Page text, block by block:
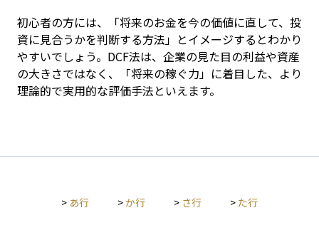
初心者の方には、「将来のお金を今の価値に直して、投
資に見合うかを判断する方法」とイメージするとわかり
やすいでしょう。DCF法は、企業の見た目の利益や資産
の大きさではなく、「将来の稼ぐ力」に着目した、より
理論的で実用的な評価手法といえます。
> あ行 >か行 > さ行 > た行